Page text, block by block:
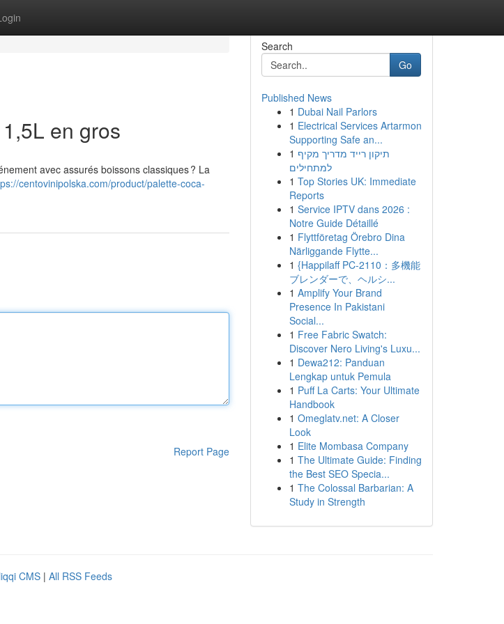
en gros
avec assurés boissons classiques ? La
centovinipolska.com/product/palette-coca-
Report Page
Search
Go
Published News
1 Dubai Nail Parlors
1 Electrical Services Artarmon
Supporting Safe an...
1 תיקון רייד מדריך מקיף
למתחילים
1 Top Stories UK: Immediate
Reports
1 Service IPTV dans 2026 :
Notre Guide Détaillé
1 Flyttföretag Örebro Dina
Närliggande Flytte...
1 {Happilaff PC-2110：多機能
ブレンダーで、ヘルシ...
1 Amplify Your Brand
Presence In Pakistani
Social...
1 Free Fabric Swatch:
Discover Nero Living's Luxu...
1 Dewa212: Panduan
Lengkap untuk Pemula
1 Puff La Carts: Your Ultimate
Handbook
1 Omeglatv.net: A Closer
Look
1 Elite Mombasa Company
1 The Ultimate Guide: Finding
the Best SEO Specia...
1 The Colossal Barbarian: A
Study in Strength
CMS | All RSS Feeds